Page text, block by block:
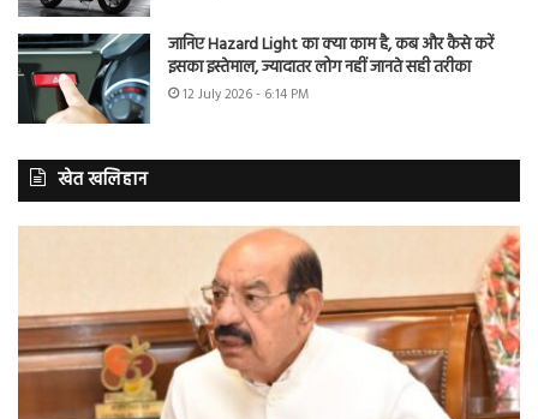
जानिए Hazard Light का क्या काम है, कब और कैसे करें
इसका इस्तेमाल, ज्यादातर लोग नहीं जानते सही तरीका
12 July 2026 - 6:14 PM
खेत खलिहान